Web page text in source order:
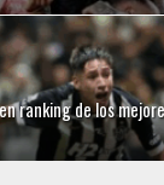
ranking de los